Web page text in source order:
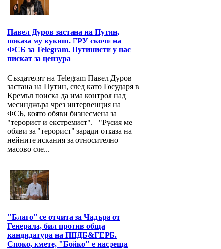
Павел Дуров застана на Путин,
показа му кукиш. ГРУ скочи на
ФСБ за Telegram. Путинисти у нас
пискат за цензура
Създателят на Telegram Павел Дуров
застана на Путин, след като Государя в
Кремъл поиска да има контрол над
месинджъра чрез интервенция на
ФСБ, която обяви бизнесмена за
"терорист и екстремист". "Русия ме
обяви за "терорист" заради отказа на
нейните искания за относително
масово сле...
"Благо" се отчита за Чадъра от
Генерала, бил против обща
кандидатура на ППДБ&ГЕРБ.
Споко, кмете, "Бойко" е насреща